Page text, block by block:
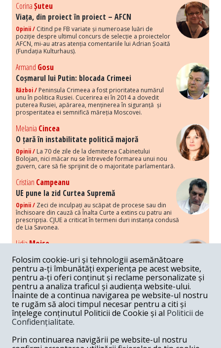
CorinaȘuteu
Viața, din proiect în proiect – AFCN
Opinii / Citind pe FB variate și numeroase luări de
poziție despre ultimul concurs de selecție a proiectelor
AFCN, mi-au atras atenția comentariile lui Adrian Șoaită
(Fundația Kulturhaus).
Armand Gosu
Coșmarul lui Putin: blocada Crimeei
Război / Peninsula Crimeea a fost prioritatea numărul
unu în politica Rusiei. Cucerirea ei în 2014 a dovedit
puterea Rusiei, apărarea, menținerea în siguranță și
prosperitatea ei semnifică măreția Moscovei.
Melania Cincea
O țară în instabilitate politică majoră
Opinii / La 70 de zile de la demiterea Cabinetului
Bolojan, nici măcar nu se întrevede formarea unui nou
guvern, care să fie sprijinit de o majoritate parlamentară.
Cristian Campeanu
UE pune la zid Curtea Supremă
Opinii / Zeci de inculpați au scăpat de procese sau din
închisoare din cauză că Înalta Curte a extins cu patru ani
prescripția. CJUE a criticat în termeni duri instanța condusă
de Lia Savonea.
LidiaMoise
Costurile economice ale haosului politic
Opinii / Economia nu poate rezista cu retorica falsă a
susținerii intereselor poporului, care, de fapt, ascunde
obsesia menținerii privilegiilor și a averilor unor caste.
Melania Cincea
Noi puseuri de xenofobie din partea românilor
„neaoși”
Periodic, în spațiul public sunt voci care lansează
mesaje xenofobe la adresa câte unui politician care deranjează un
anumit grup politico-mediatic, într-un anumit moment.
Folosim cookie-uri și tehnologii asemănătoare
pentru a-ți îmbunătăți experiența pe acest website,
pentru a-ți oferi conținut și reclame personalizate și
pentru a analiza traficul și audiența website-ului.
Înainte de a continua navigarea pe website-ul nostru
te rugăm să aloci timpul necesar pentru a citi și
înțelege conținutul Politicii de Cookie și al Politicii de
Confidențialitate.
Prin continuarea navigării pe website-ul nostru